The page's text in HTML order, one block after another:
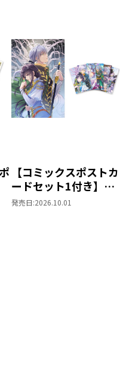
【コミックスポストカ
ードセット1付き】恋
した人は、妹の代わり
発売日:2026.10.01